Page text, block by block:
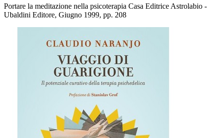
Portare la meditazione nella psicoterapia Casa Editrice Astrolabio -
Ubaldini Editore, Giugno 1999, pp. 208